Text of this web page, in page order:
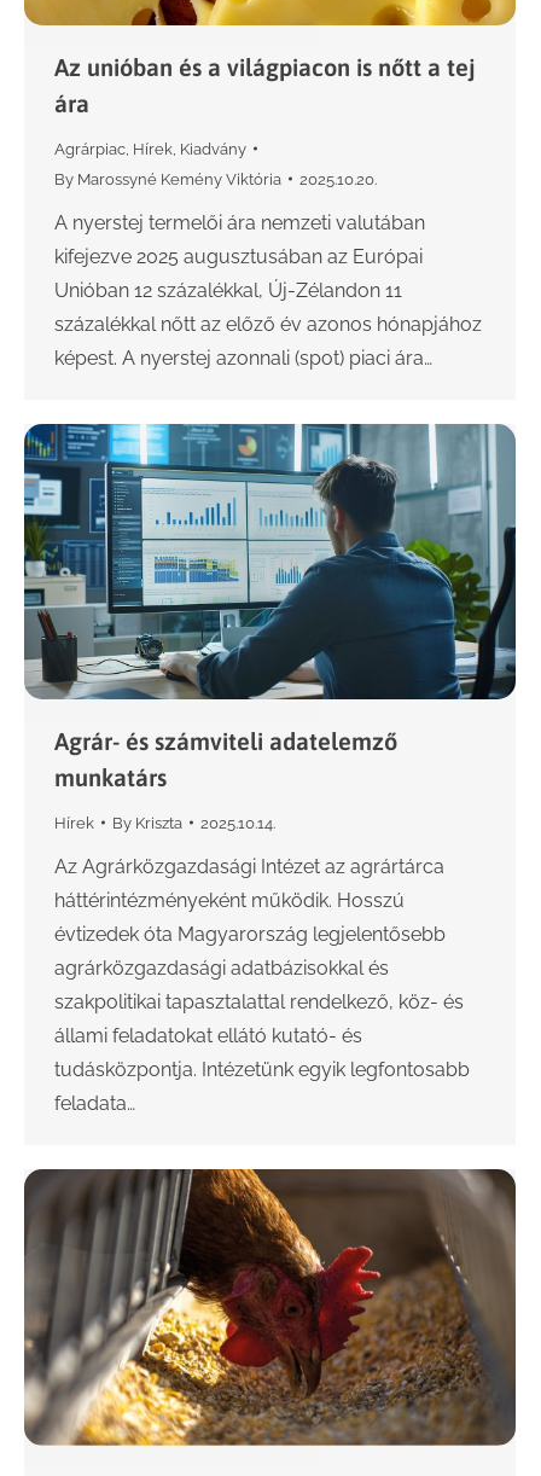
Az unióban és a világpiacon is nőtt a tej
ára
Agrárpiac Hírek Kiadvány
By Marossyné Kemény Viktória 2025.10.20.
A nyerstej termelői ára nemzeti valutában
kifejezve 2025 augusztusában az Európai
Unióban 12 százalékkal, Új-Zélandon 11
százalékkal nőtt az előző év azonos hónapjához
képest. A nyerstej azonnali (spot) piaci ára…
Agrár- és számviteli adatelemző
munkatárs
Hírek By Kriszta 2025.10.14.
Az Agrárközgazdasági Intézet az agrártárca
háttérintézményeként működik. Hosszú
évtizedek óta Magyarország legjelentősebb
agrárközgazdasági adatbázisokkal és
szakpolitikai tapasztalattal rendelkező, köz- és
állami feladatokat ellátó kutató- és
tudásközpontja. Intézetünk egyik legfontosabb
feladata…